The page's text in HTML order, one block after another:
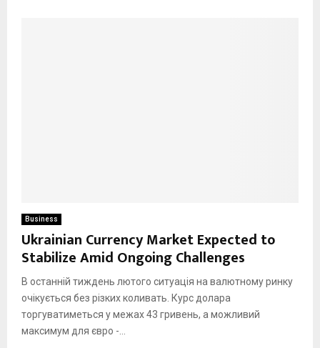
Business
Ukrainian Currency Market Expected to
Stabilize Amid Ongoing Challenges
В останній тиждень лютого ситуація на валютному ринку
очікується без різких коливать. Курс долара
торгуватиметься у межах 43 гривень, а можливий
максимум для євро -...